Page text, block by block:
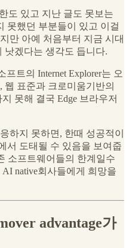
도 있고 지난 글도 못보는
못했던 부분들이 있고 이걸
만 아예 처음부터 지금 시대
낫겠다는 생각도 듭니다.
프트의 Internet Explorer는 오
표준과 크로미움기반의
못해 결국 Edge 브라우저
하지 못하면, 한때 성공적이
서 도태될 수 있음을 보여줍
소프트웨어들의 한계일수
native회사들에게 희망을
advantage가